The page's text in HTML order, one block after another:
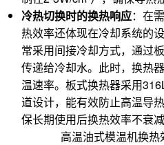
冷热切换时的换热响应：在
热效率还体现在冷却系统的
常采用间接冷却方式，通过
传递给冷却水。此时，换热
温速率。板式换热器采用
道设计，能有效防止高温导
保长期使用后换热效率不衰减
高温油式模温机换